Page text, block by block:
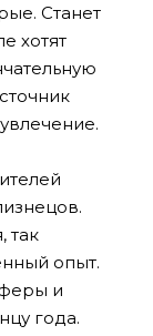
Станет
хотят
так
опыт.
и
года.